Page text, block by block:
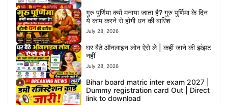
गुरु पुर्णिमा क्यों मनाया जाता है? गुरु पुर्णिमा के दिन
ये काम करने से होगी धन की बारिश
July 28, 2026
घर बैठे ऑनलाइन लोन ऐसे ले | कहीं जाने की झंझट
नहीं
July 28, 2026
Bihar board matric inter exam 2027 |
Dummy registration card Out | Direct
link to download